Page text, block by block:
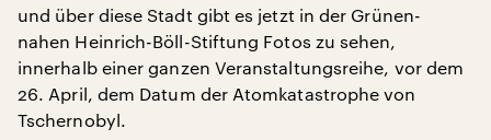
und über diese Stadt gibt es jetzt in der Grünen-
nahen Heinrich-Böll-Stiftung Fotos zu sehen,
innerhalb einer ganzen Veranstaltungsreihe, vor dem
26. April, dem Datum der Atomkatastrophe von
Tschernobyl.